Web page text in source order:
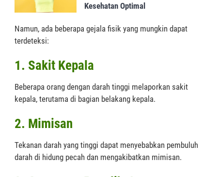
Kesehatan Optimal
Namun, ada beberapa gejala fisik yang mungkin dapat
terdeteksi:
1. Sakit Kepala
Beberapa orang dengan darah tinggi melaporkan sakit
kepala, terutama di bagian belakang kepala.
2. Mimisan
Tekanan darah yang tinggi dapat menyebabkan pembuluh
darah di hidung pecah dan mengakibatkan mimisan.